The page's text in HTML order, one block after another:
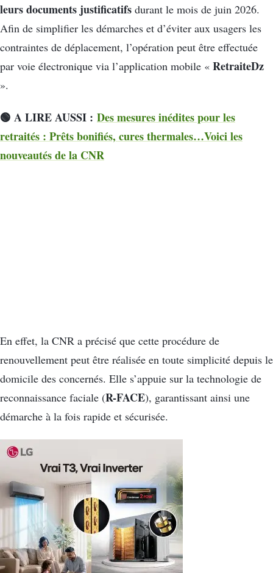
leurs documents justificatifs durant le mois de juin 2026.
Afin de simplifier les démarches et d’éviter aux usagers les
contraintes de déplacement, l’opération peut être effectuée
par voie électronique via l’application mobile « RetraiteDz
».
🟢 A LIRE AUSSI : Des mesures inédites pour les
retraités : Prêts bonifiés, cures thermales…Voici les
nouveautés de la CNR
En effet, la CNR a précisé que cette procédure de
renouvellement peut être réalisée en toute simplicité depuis le
domicile des concernés. Elle s’appuie sur la technologie de
reconnaissance faciale (R-FACE), garantissant ainsi une
démarche à la fois rapide et sécurisée.